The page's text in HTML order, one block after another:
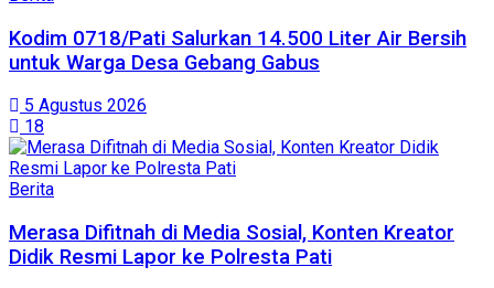
Kodim 0718/Pati Salurkan 14.500 Liter Air Bersih
untuk Warga Desa Gebang Gabus
5 Agustus 2026
18
Berita
Merasa Difitnah di Media Sosial, Konten Kreator
Didik Resmi Lapor ke Polresta Pati